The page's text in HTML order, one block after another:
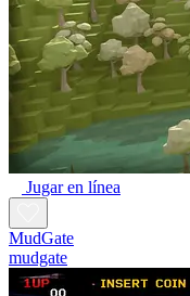
Jugar en línea
MudGate
mudgate